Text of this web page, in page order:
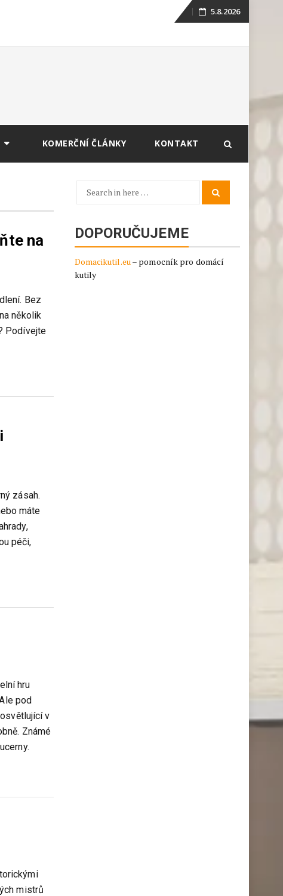
Skip
5.8.2026
KOMERČNÍ ČLÁNKY KONTAKT
na
Bez
několik
Podívejte
zásah.
máte
péči,
hru
pod
v
Známé
mistrů
Search
DOPORUČUJEME
Domacikutil.eu– pomocník pro domácí
kutily